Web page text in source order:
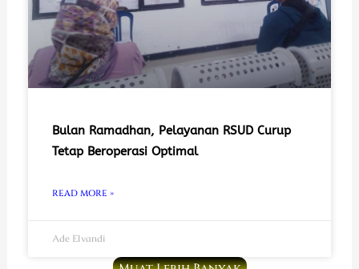
Bulan Ramadhan, Pelayanan RSUD Curup
Tetap Beroperasi Optimal
READ MORE »
Ade Elvandi